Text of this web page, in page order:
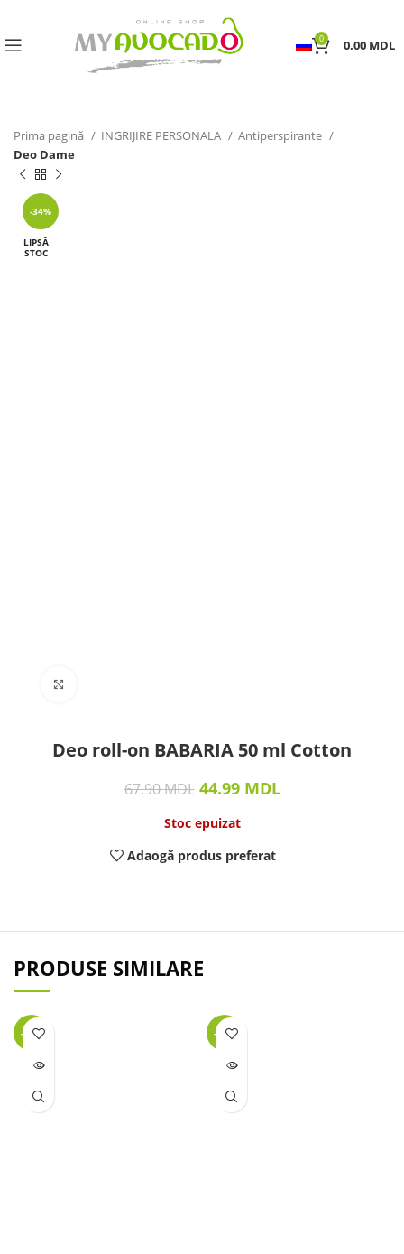
0 0.00 MDL
Prima pagină INGRIJIRE PERSONALA
Antiperspirante
Deo Dame
-34%
LIPSĂ
STOC
Deo roll-on BABARIA 50 ml Cotton
67.90MDL 44.99 MDL
Stoc epuizat
Adaogă produs preferat
PRODUSE SIMILARE
-44%
LIPSĂ
-41%
LIPSĂ